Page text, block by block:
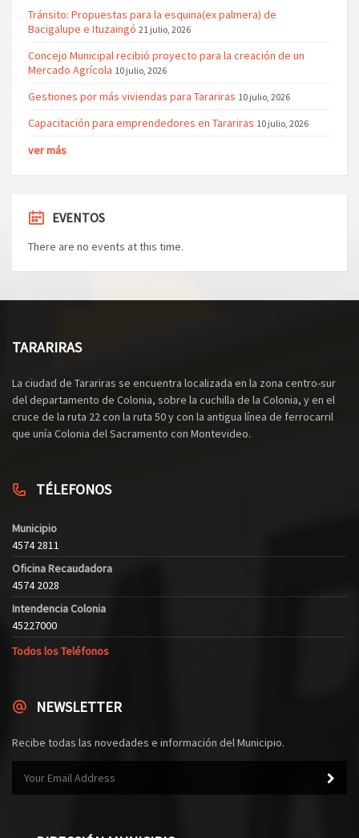
Tránsito: Propuestas para la esquina(ex palmera) de
Bacigalupe e Ituzaingó 21 julio, 2026
Concejo Municipal recibió proyecto para la creación de un
Mercado Agrícola 10 julio, 2026
Gestiones por más viviendas para Tarariras 10 julio, 2026
Capacitación para emprendedores en Tarariras 10 julio, 2026
ver más
EVENTOS
There are no events at this time.
TARARIRAS
La ciudad de Tarariras se encuentra localizada en la zona centro-sur
del departamento de Colonia, sobre la cuchilla de la Colonia, y en el
cruce de la ruta 22 con la ruta 50 y con la antigua línea de ferrocarril
que unía Colonia del Sacramento con Montevideo.
TÉLEFONOS
Municipio
4574 2811
Oficina Recaudadora
4574 2028
Intendencia Colonia
45227000
Todos los Teléfonos
NEWSLETTER
Recibe todas las novedades e información del Municipio.